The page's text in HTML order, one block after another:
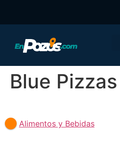
Blue
Alimentos y Bebidas